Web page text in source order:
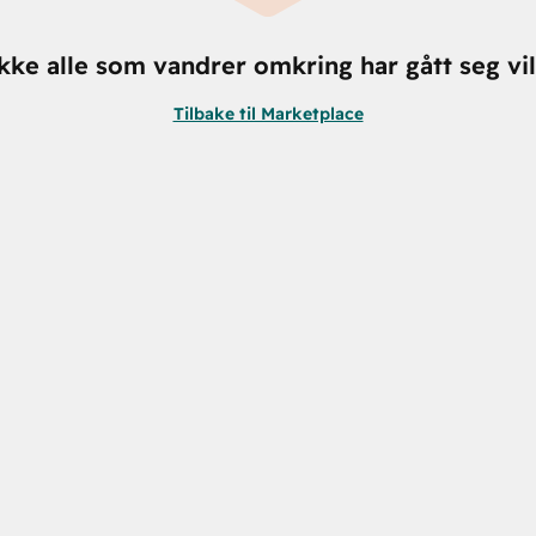
alle som vandrer omkring har gått seg
Tilbake til Marketplace